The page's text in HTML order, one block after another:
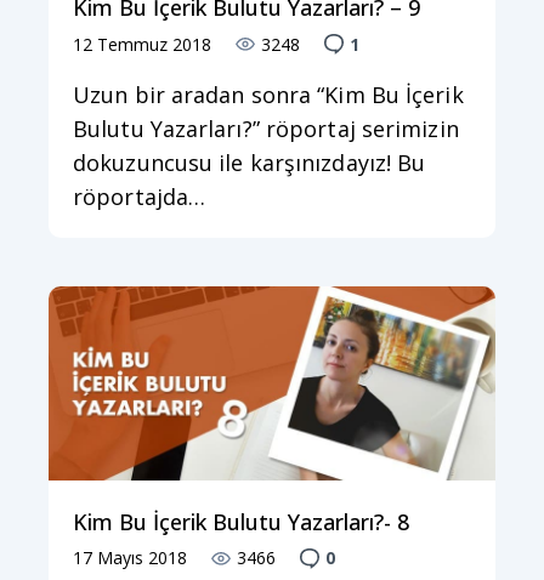
Kim Bu İçerik Bulutu Yazarları? – 9
12 Temmuz 2018 3248 1
Uzun bir aradan sonra “Kim Bu İçerik
Bulutu Yazarları?” röportaj serimizin
dokuzuncusu ile karşınızdayız! Bu
röportajda…
Kim Bu İçerik Bulutu Yazarları?- 8
17 Mayıs 2018 3466 0